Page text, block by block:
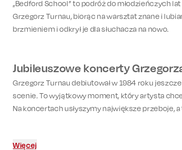
„Bedford School” to podróż do młodzieńczych
Grzegorz Turnau, biorąc na warsztat znane i
brzmieniem i odkrył je dla słuchacza na nowo.
Jubileuszowe koncerty
Grzegorz Turnau debiutował w 1984 roku
scenie. To wyjątkowy moment, który artysta
Na koncertach usłyszymy największe przeboje,
Więcej